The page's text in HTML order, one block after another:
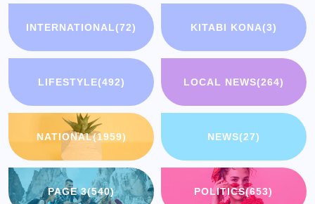
INTERNATIONAL(72) KITABI KONA(3)
LIFESTYLE(492) LOCAL NEWS(264)
NATIONAL(1959) NEWS(27)
PAGE 3(540) POLITICS(653)